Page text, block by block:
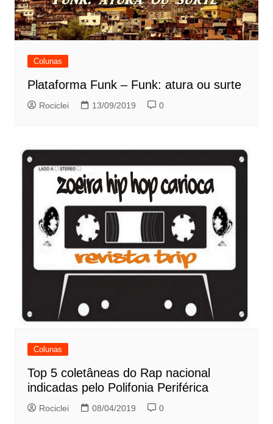
Colunas
Plataforma Funk – Funk: atura ou surte
Rociclei 13/09/2019 0
Colunas
Top 5 coletâneas do Rap nacional
indicadas pelo Polifonia Periférica
Rociclei 08/04/2019 0